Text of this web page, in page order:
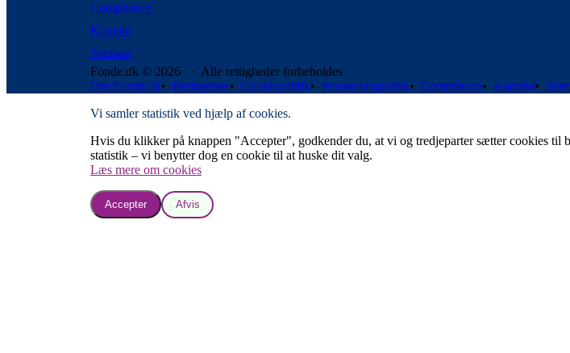
Compliance
Kontakt
Sitemap
Fonde.dk © 2026 · Alle rettigheder forbeholdes
Om Fonde.dk• Betingelser• Cookiepolitik• Persondatapolitik• Compliance• Kontakt•
Vi samler statistik ved hjælp af cookies.
Hvis du klikker på knappen "Accepter", godkender du, at vi og tredjeparter sætter cookies
statistik – vi benytter dog en cookie til at huske dit valg.
Læs mere om cookies
Accepter Afvis